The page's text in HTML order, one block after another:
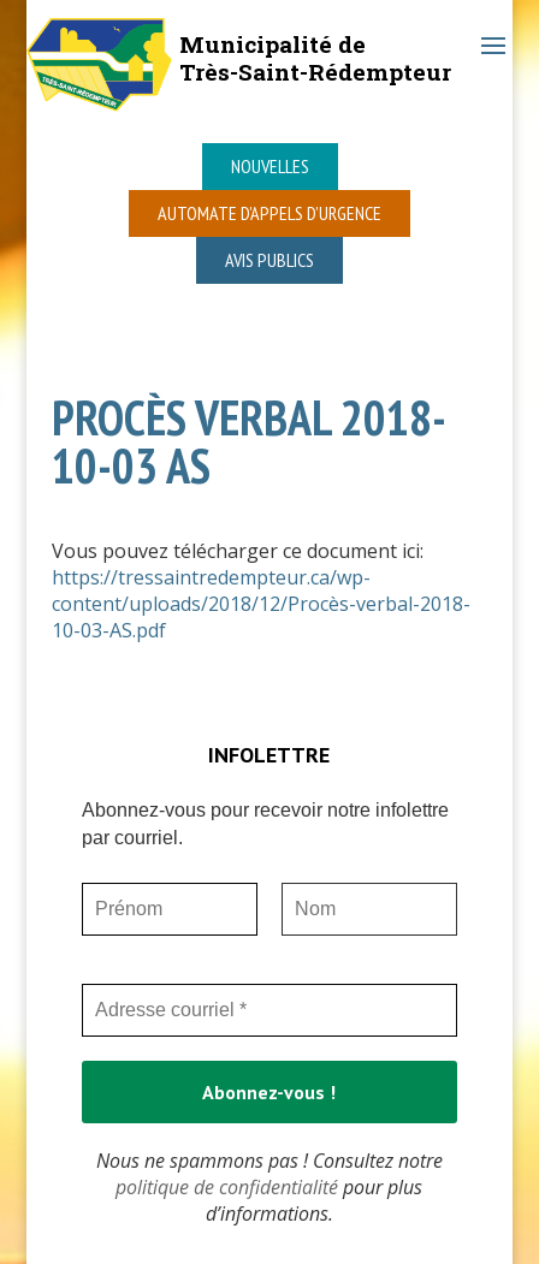
Municipalité de
Très-Saint-Rédempteur
NOUVELLES
AUTOMATE D’APPELS D’URGENCE
AVIS PUBLICS
PROCÈS VERBAL 2018-
10-03 AS
Vous pouvez télécharger ce document ici:
https://tressaintredempteur.ca/wp-
content/uploads/2018/12/Procès-verbal-2018-
10-03-AS.pdf
INFOLETTRE
Abonnez-vous pour recevoir notre infolettre
par courriel.
Nous ne spammons pas ! Consultez notre
politique de confidentialitépour plus
d’informations.